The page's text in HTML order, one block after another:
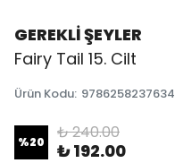
GEREKLİ ŞEYLER
Fairy Tail 15. Cilt
Ürün Kodu: 9786258237634
%20 ₺ 240.00
₺ 192.00